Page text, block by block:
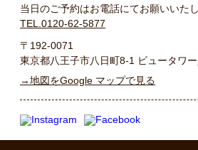
当日のご予約はお電話にてお願いいたし
TEL.0120-62-5877
〒192-0071
東京都八王子市八日町8-1 ビュータワ
→地図をGoogle マップで見る